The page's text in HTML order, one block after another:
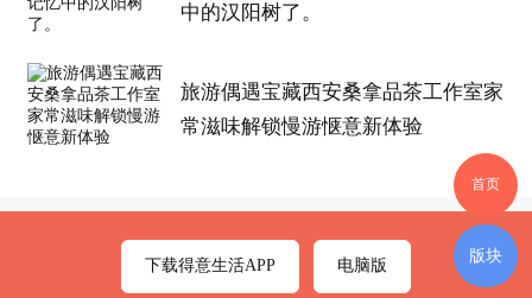
中的汉阳树了。
旅游偶遇宝藏西安桑拿品茶工作室家
常滋味解锁慢游惬意新体验
首页
版块
下载得意生活APP 电脑版